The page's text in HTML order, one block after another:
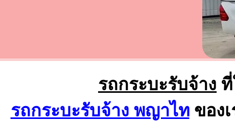
รถกระบะรับจ้าง
รถกระบะรับจ้าง พญาไทของเ